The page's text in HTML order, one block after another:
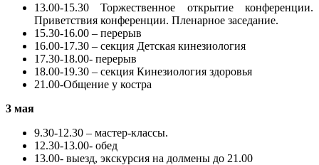
13.00-15.30 Торжественное открытие конференции.
Приветствия конференции. Пленарное заседание.
15.30-16.00 – перерыв
16.00-17.30 – секция Детская кинезиология
17.30-18.00- перерыв
18.00-19.30 – секция Кинезиология здоровья
21.00-Общение у костра
3 мая
9.30-12.30 – мастер-классы.
12.30-13.00- обед
13.00- выезд, экскурсия на долмены до 21.00